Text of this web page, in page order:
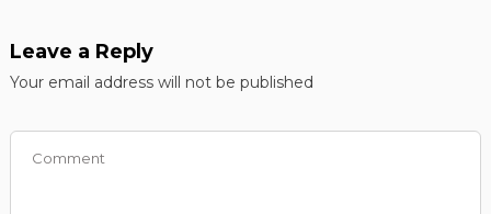
Leave a Reply
Your email address will not be published